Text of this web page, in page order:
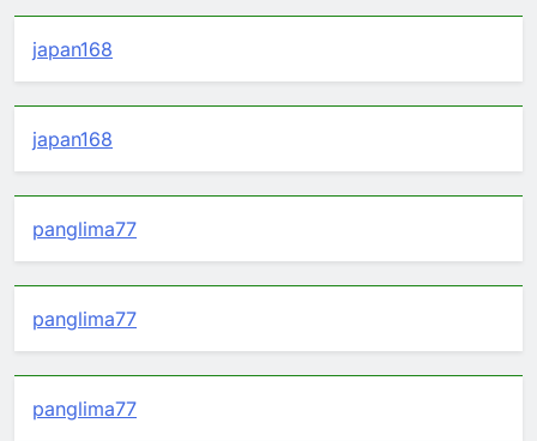
japan168
japan168
panglima77
panglima77
panglima77